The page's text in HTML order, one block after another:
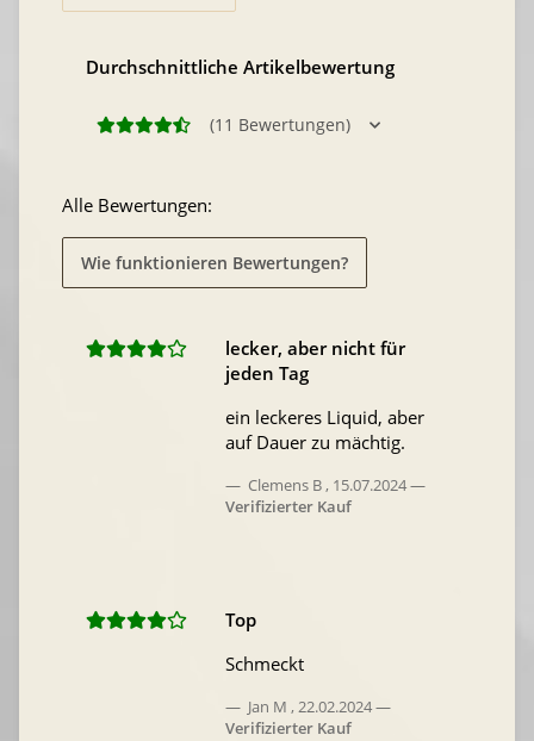
Durchschnittliche Artikelbewertung
(11 Bewertungen)
Alle Bewertungen:
Wie funktionieren Bewertungen?
lecker, aber nicht für
jeden Tag
ein leckeres Liquid, aber
auf Dauer zu mächtig.
Clemens B, 15.07.2024
Verifizierter Kauf
Top
Schmeckt
Jan M , 22.02.2024
Verifizierter Kauf